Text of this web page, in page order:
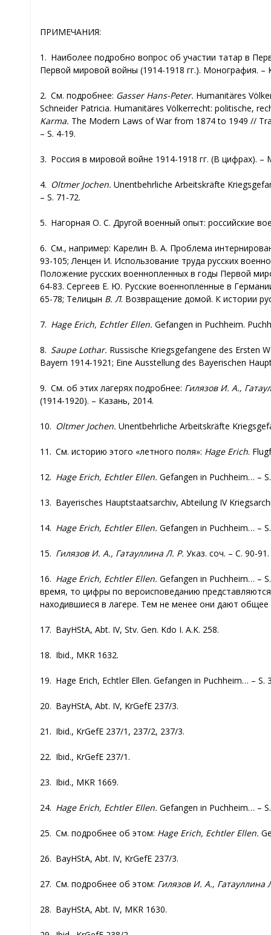
ПРИМЕЧАНИЯ:
1. Наиболее подробно вопрос об участии татар в
Первой мировой войны (1914-1918 гг.). Монография.
2. См. подробнее: Gasser Hans-Peter. Humanitäres
Schneider Patricia. Humanitäres Völkerrecht: politische,
Karma. The Modern Laws of War from 1874 to 1949 //
– S. 4-19.
3. Россия в мировой войне 1914-1918 гг. (В цифрах). –
4. Oltmer Jochen. Unentbehrliche Arbeitskräfte
– S. 71-72.
5. Нагорная О. С. Другой военный опыт: российские
6. См., например: Карелин В. А. Проблема
93-105; Ленцен И. Использование труда русских
Положение русских военнопленных в годы Первой
64-83. Сергеев Е. Ю. Русские военнопленные в
65-78; Телицын В. Л. Возвращение домой. К истории
7. Hage Erich, Echtler Ellen. Gefangen in Puchheim.
8. Saupe Lothar. Russische Kriegsgefangene des Ersten
Bayern 1914-1921; Eine Ausstellung des Bayerischen
9. См. об этих лагерях подробнее: Гилязов И. А.,
(1914-1920). – Казань, 2014.
10. Oltmer Jochen. Unentbehrliche Arbeitskräfte
11. См. историю этого «летного поля»: Hage Erich.
12. Hage Erich, Echtler Ellen. Gefangen in Puchheim… –
13. Bayerisches Hauptstaatsarchiv, Abteilung IV
14. Hage Erich, Echtler Ellen. Gefangen in Puchheim… –
15. Гилязов И. А., Гатауллина Л. Р. Указ. соч. – С. 90-91.
16. Hage Erich, Echtler Ellen. Gefangen in Puchheim… –
время, то цифры по вероисповеданию
находившиеся в лагере. Тем не менее они дают
17. BayHStA, Abt. IV, Stv. Gen. Kdo I. A.K. 258.
18. Ibid., MKR 1632.
19. Hage Erich, Echtler Ellen. Gefangen in Puchheim… – S.
20. BayHStA, Abt. IV, KrGefE 237/3.
21. Ibid., KrGefE 237/1, 237/2, 237/3.
22. Ibid., KrGefE 237/1.
23. Ibid., MKR 1669.
24. Hage Erich, Echtler Ellen. Gefangen in Puchheim… –
25. См. подробнее об этом: Hage Erich, Echtler Ellen.
26. BayHStA, Abt. IV, KrGefE 237/3.
27. См. подробнее об этом: Гилязов И. А., Гатауллина
28. BayHStA, Abt. IV, MKR 1630.